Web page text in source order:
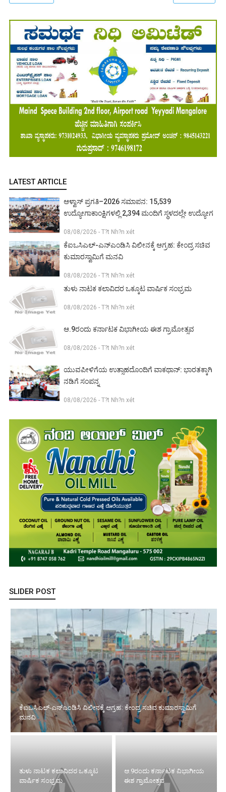
LATEST ARTICLE
ಆಳ್ವಾಸ್ ಪ್ರಗತಿ–2026 ಸಮಾಪನ: 15,539
ಉದ್ಯೋಗಾಕಾಂಕ್ಷಿಗಳಲ್ಲಿ 2,394 ಮಂದಿಗೆ ಸ್ಥಳದಲ್ಲೇ ಉದ್ಯೋಗ
08/08/2026 - T?t Nh?n xét
ಕೆಐಒಸಿಎಲ್-ಎನ್‌ಎಂಡಿಸಿ ವಿಲೀನಕ್ಕೆ ಆಗ್ರಹ: ಕೇಂದ್ರ ಸಚಿವ
ಕುಮಾರಸ್ವಾಮಿಗೆ ಮನವಿ
08/08/2026 - T?t Nh?n xét
ತುಳು ನಾಟಕ ಕಲಾವಿದರ ಒಕ್ಕೂಟ ವಾರ್ಷಿಕ ಸಂಭ್ರಮ
08/08/2026 - T?t Nh?n xét
ಆ.9ರಂದು ಕರ್ನಾಟಕ ವಿಭಾಗೀಯ ಈಶ ಗ್ರಾಮೋತ್ಸವ
08/08/2026 - T?t Nh?n xét
ಯುವಪೀಳಿಗೆಯ ಉತ್ಸಾಹದೊಂದಿಗೆ ವಾಕಥಾನ್: ಭಾರತಕ್ಕಾಗಿ
ನಡಿಗೆ ಸಂಪನ್ನ
08/08/2026 - T?t Nh?n xét
SLIDER POST
ಕೆಐಒಸಿಎಲ್-ಎನ್‌ಎಂಡಿಸಿ ವಿಲೀನಕ್ಕೆ ಆಗ್ರಹ: ಕೇಂದ್ರ ಸಚಿವ ಕುಮಾರಸ್ವಾಮಿಗೆ
ಮನವಿ
ತುಳು ನಾಟಕ ಕಲಾವಿದರ ಒಕ್ಕೂಟ
ವಾರ್ಷಿಕ ಸಂಭ್ರಮ
ಆ.9ರಂದು ಕರ್ನಾಟಕ ವಿಭಾಗೀಯ
ಈಶ ಗ್ರಾಮೋತ್ಸವ